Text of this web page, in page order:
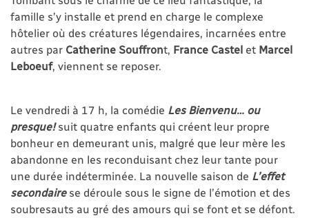
famille s’y installe et prend en charge le complexe
hôtelier où des créatures légendaires, incarnées entre
autres par Catherine Souffront, France Castel et Marcel
Leboeuf, viennent se reposer.
Le vendredi à 17 h, la comédie Les Bienvenu… ou
presque!suit quatre enfants qui créent leur propre
bonheur en demeurant unis, malgré que leur mère les
abandonne en les reconduisant chez leur tante pour
une durée indéterminée. La nouvelle saison de L’effet
secondairese déroule sous le signe de l’émotion et des
soubresauts au gré des amours qui se font et se défont.